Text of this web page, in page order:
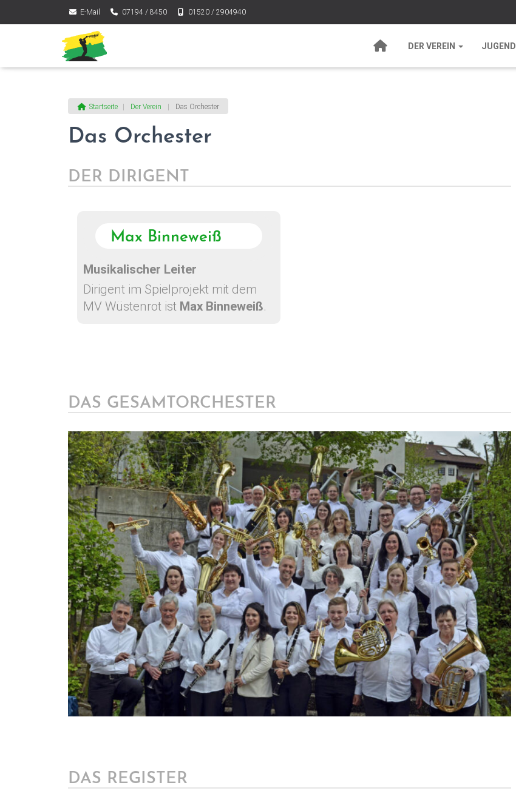
E-Mail 07194 / 8450 01520 / 2904940
DER VEREIN JUGEND
Startseite Der Verein Das Orchester
Das Orchester
DER DIRIGENT
Max Binneweiß
Musikalischer Leiter
Dirigent im Spielprojekt mit dem
MV Wüstenrot ist Max Binneweiß.
DAS GESAMTORCHESTER
DAS REGISTER